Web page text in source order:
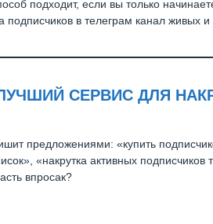
подходит, если вы только
подписчиков в телеграм канал
СЕРВИС ДЛЯ
предложениями: «купить
«накрутка активных
впросак?